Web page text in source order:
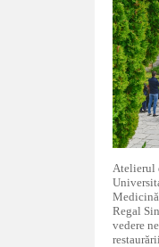
Atelierul
Regal
vedere